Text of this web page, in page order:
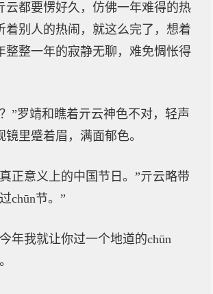
云都要愣好久，仿佛一年难得的热
别人的热闹，就这么完了，想着
整整一年的寂静无聊，难免惆怅得
”罗靖和瞧着亓云神色不对，轻声
里蹙着眉，满面郁色。
正意义上的中国节日。”亓云略带
chūn节。”
年我就让你过一个地道的chūn